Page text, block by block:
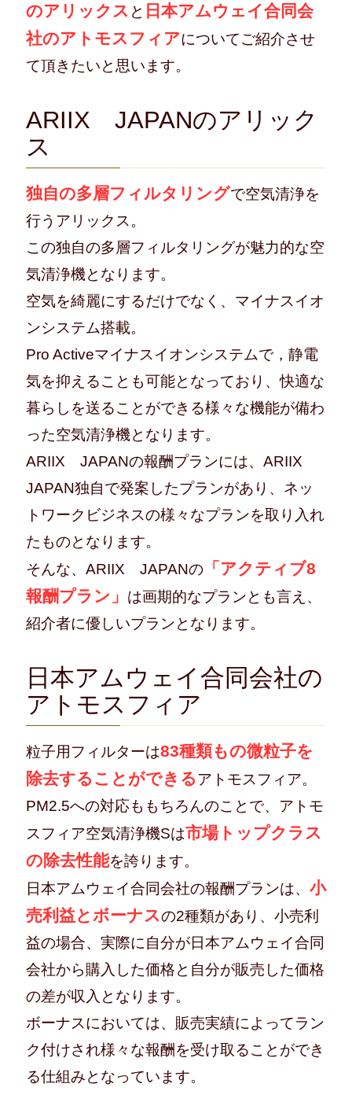
のアリックス と 日本アムウェイ合同会
社のアトモスフィアについてご紹介させ
て頂きたいと思います。
ARIIX JAPANのアリック
ス
独自の多層フィルタリングで空気清浄を
行うアリックス。
この独自の多層フィルタリングが魅力的な空
気清浄機となります。
空気を綺麗にするだけでなく、マイナスイオ
ンシステム搭載。
Pro Activeマイナスイオンシステムで，静電
気を抑えることも可能となっており、快適な
暮らしを送ることができる様々な機能が備わ
った空気清浄機となります。
ARIIX JAPANの報酬プランには、ARIIX
JAPAN独自で発案したプランがあり、ネッ
トワークビジネスの様々なプランを取り入れ
たものとなります。
そんな、ARIIX JAPANの「アクティブ8
報酬プラン」 は画期的なプランとも言え、
紹介者に優しいプランとなります。
日本アムウェイ合同会社の
アトモスフィア
粒子用フィルターは83種類もの微粒子を
除去することができる アトモスフィア。
PM2.5への対応ももちろんのことで、アトモ
スフィア空気清浄機Sは市場トップクラス
の除去性能を誇ります。
日本アムウェイ合同会社の報酬プランは、 小
売利益とボーナスの2種類があり、小売利
益の場合、実際に自分が日本アムウェイ合同
会社から購入した価格と自分が販売した価格
の差が収入となります。
ボーナスにおいては、販売実績によってラン
ク付けされ様々な報酬を受け取ることができ
る仕組みとなっています。